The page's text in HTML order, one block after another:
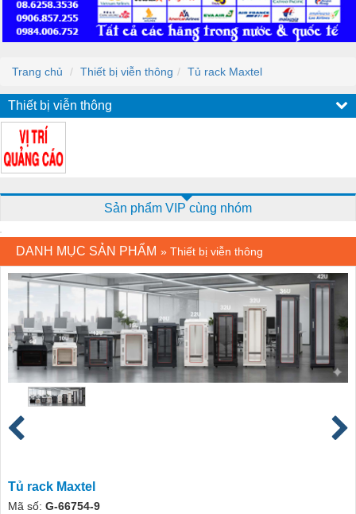
Trang chủ Thiết bị viễn thông Tủ rack Maxtel
Thiết bị viễn thông
Sản phẩm VIP cùng nhóm
DANH MỤC SẢN PHẨM » Thiết bị viễn thông
Tủ rack Maxtel
Mã số: G-66754-9